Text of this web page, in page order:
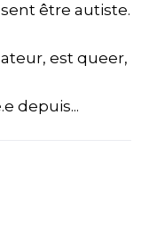
être autiste.
est queer,
depuis...